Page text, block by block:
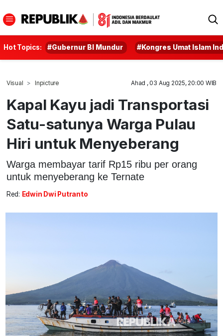
Hot Topics: #Gubernur BI Mundur #Kongres Umat Islam
Visual Inpicture Ahad , 03 Aug 2025, 20:00 WIB
Kapal Kayu jadi Transportasi
Satu-satunya Warga Pulau
Hiri untuk Menyeberang
Warga membayar tarif Rp15 ribu per orang
untuk menyeberang ke Ternate
Red: Edwin Dwi Putranto